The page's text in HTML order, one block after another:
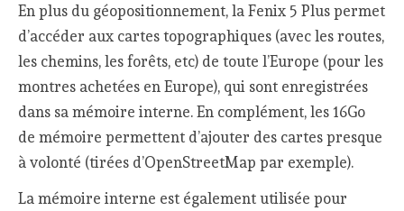
En plus du géopositionnement, la Fenix 5 Plus permet
d’accéder aux cartes topographiques (avec les routes,
les chemins, les forêts, etc) de toute l’Europe (pour les
montres achetées en Europe), qui sont enregistrées
dans sa mémoire interne. En complément, les 16Go
de mémoire permettent d’ajouter des cartes presque
à volonté (tirées d’OpenStreetMap par exemple).
La mémoire interne est également utilisée pour